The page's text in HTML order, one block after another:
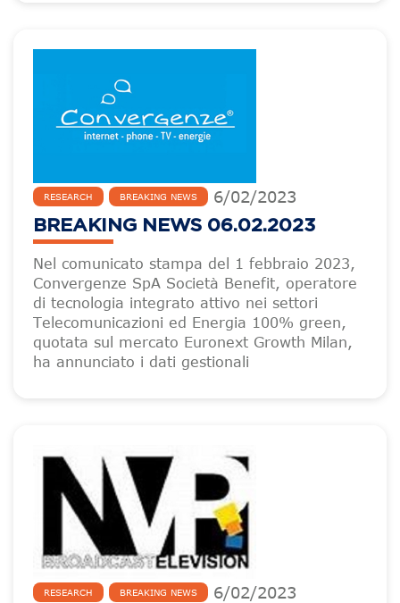
RESEARCH BREAKING NEWS 6/02/2023
BREAKING NEWS 06.02.2023
Nel comunicato stampa del 1 febbraio 2023,
Convergenze SpA Società Benefit, operatore
di tecnologia integrato attivo nei settori
Telecomunicazioni ed Energia 100% green,
quotata sul mercato Euronext Growth Milan,
ha annunciato i dati gestionali
RESEARCH BREAKING NEWS 6/02/2023